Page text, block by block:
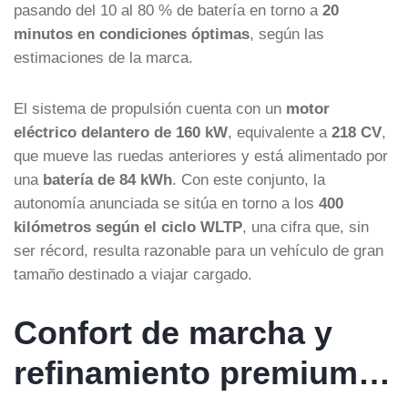
pasando del 10 al 80 % de batería en torno a 20
minutos en condiciones óptimas, según las
estimaciones de la marca.
El sistema de propulsión cuenta con un motor
eléctrico delantero de 160 kW, equivalente a 218 CV,
que mueve las ruedas anteriores y está alimentado por
una batería de 84 kWh. Con este conjunto, la
autonomía anunciada se sitúa en torno a los 400
kilómetros según el ciclo WLTP, una cifra que, sin
ser récord, resulta razonable para un vehículo de gran
tamaño destinado a viajar cargado.
Confort de marcha y
refinamiento premium…